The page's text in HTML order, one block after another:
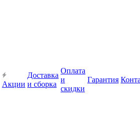
Акции
Доставка
и сборка
Оплата
и
скидки
Гарантия